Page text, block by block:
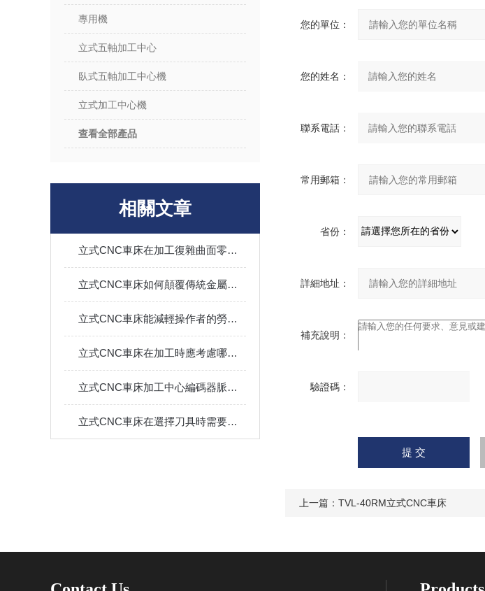
專用機
立式五軸加工中心
臥式五軸加工中心機
立式加工中心機
查看全部產品
相關文章
立式CNC車床在加工復雜曲面零件方面的優勢
立式CNC車床如何顛覆傳統金屬加工？
立式CNC車床能減輕操作者的勞動強度嗎？
立式CNC車床在加工時應考慮哪些方面？快來看看吧！
立式CNC車床加工中心編碼器脈沖計數錯誤報警問題
立式CNC車床在選擇刀具時需要注意什么？
您的單位：
您的姓名：
聯系電話：
常用郵箱：
省份：
詳細地址：
補充說明：
驗證碼：
輸入計算結果（填寫阿拉
上一篇： TVL-40RM立式CNC車床